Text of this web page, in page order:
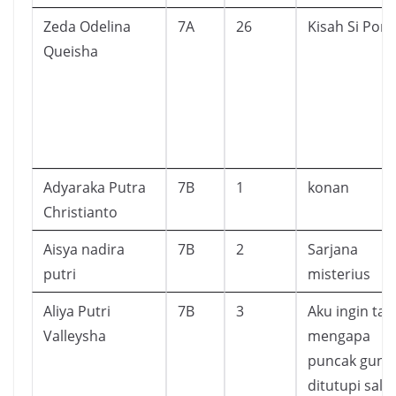
Zeda Odelina
Queisha
7A 26 Kisah Si
Adyaraka Putra
Christianto
7B 1 konan
Aisya nadira
putri
7B 2
Sarjana
misterius
Aliya Putri
Valleysha
7B 3
Aku ingin
mengapa
puncak
ditutupi salju